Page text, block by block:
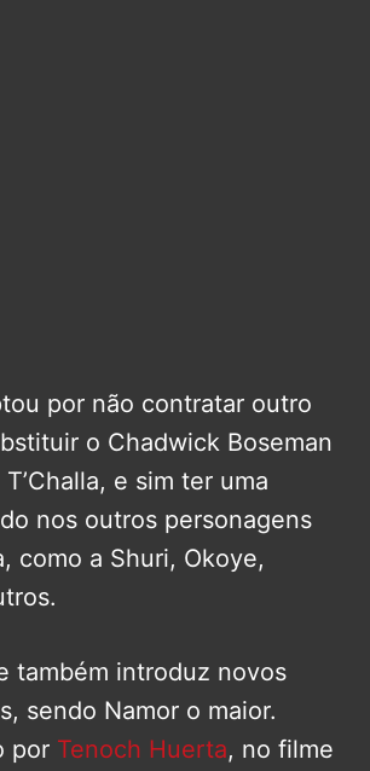
por não contratar outro
o Chadwick Boseman
e sim ter uma
nos outros personagens
como a Shuri, Okoye,
também introduz novos
sendo Namor o maior.
por Tenoch Huerta, no filme